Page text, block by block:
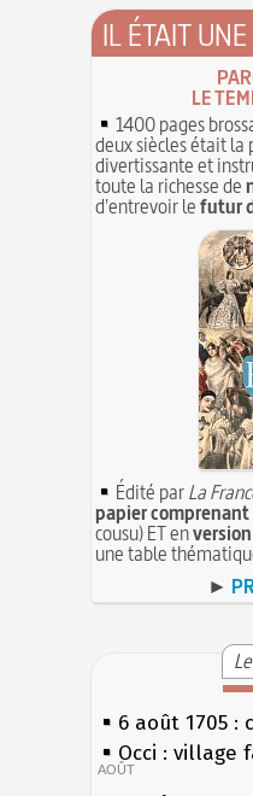
IL ÉTAIT
LE
1400 pages
deux siècles était la
divertissante et
toute la richesse de
d'entrevoir lefutur
Édité parLa
papier
cousu) ET en
une table
►
6 août 1705 :
Occi : village
AOÛT